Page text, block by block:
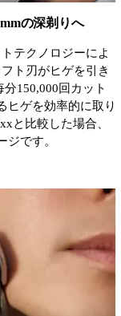
の深剃りへ
テクノロジーによ
ト刃がヒゲを引き
150,000回カット
ヒゲを効率的に取り
と比較した場合、
です。